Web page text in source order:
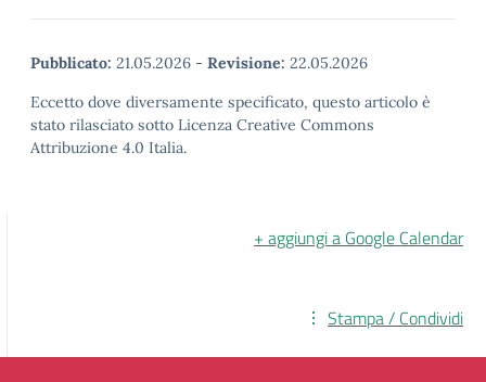
Pubblicato: 21.05.2026 - Revisione: 22.05.2026
Eccetto dove diversamente specificato, questo articolo è
stato rilasciato sotto Licenza Creative Commons
Attribuzione 4.0 Italia.
+ aggiungi a Google Calendar
Stampa / Condividi